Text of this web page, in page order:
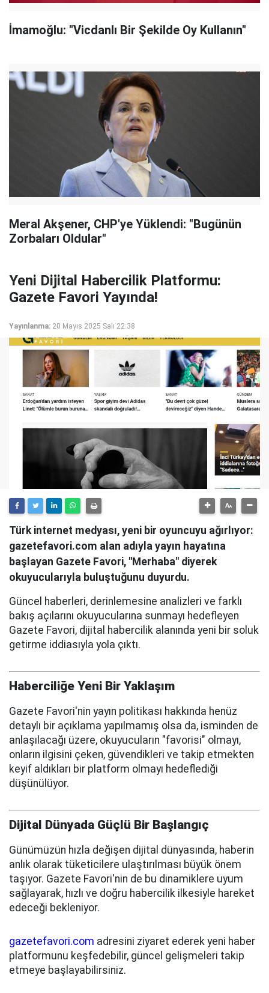
İmamoğlu: "Vicdanlı Bir Şekilde Oy Kullanın"
Meral Akşener, CHP'ye Yüklendi: "Bugünün
Zorbaları Oldular"
Yeni Dijital Habercilik Platformu:
Gazete Favori Yayında!
Yayınlanma: 20 Mayıs 2025 Salı 22:38
Türk internet medyası, yeni bir oyuncuyu ağırlıyor:
gazetefavori.com alan adıyla yayın hayatına
başlayan Gazete Favori, "Merhaba" diyerek
okuyucularıyla buluştuğunu duyurdu.
Güncel haberleri, derinlemesine analizleri ve farklı
bakış açılarını okuyucularına sunmayı hedefleyen
Gazete Favori, dijital habercilik alanında yeni bir soluk
getirme iddiasıyla yola çıktı.
Haberciliğe Yeni Bir Yaklaşım
Gazete Favori'nin yayın politikası hakkında henüz
detaylı bir açıklama yapılmamış olsa da, isminden de
anlaşılacağı üzere, okuyucuların "favorisi" olmayı,
onların ilgisini çeken, güvendikleri ve takip etmekten
keyif aldıkları bir platform olmayı hedeflediği
düşünülüyor.
Dijital Dünyada Güçlü Bir Başlangıç
Günümüzün hızla değişen dijital dünyasında, haberin
anlık olarak tüketicilere ulaştırılması büyük önem
taşıyor. Gazete Favori'nin de bu dinamiklere uyum
sağlayarak, hızlı ve doğru habercilik ilkesiyle hareket
edeceği bekleniyor.
gazetefavori.com adresini ziyaret ederek yeni haber
platformunu keşfedebilir, güncel gelişmeleri takip
etmeye başlayabilirsiniz.